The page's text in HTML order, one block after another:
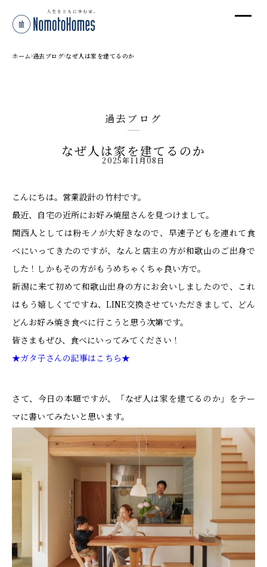
ホーム 過去ブログ なぜ人は家を建てるのか
過去ブログ
なぜ人は家を建てるのか
2025年11月08日
こんにちは。営業設計の竹村です。
最近、自宅の近所にお好み焼屋さんを見つけまして。
関西人としては粉モノが大好きなので、早速子どもを連れて食
べにいってきたのですが、なんと店主の方が和歌山のご出身で
した！しかもその方がもうめちゃくちゃ良い方で。
新潟に来て初めて和歌山出身の方にお会いしましたので、これ
はもう嬉しくてですね、LINE交換させていただきまして、どん
どんお好み焼き食べに行こうと思う次第です。
皆さまもぜひ、食べにいってみてください！
★ガタ子さんの記事はこちら★
さて、今日の本題ですが、「なぜ人は家を建てるのか」をテー
マに書いてみたいと思います。